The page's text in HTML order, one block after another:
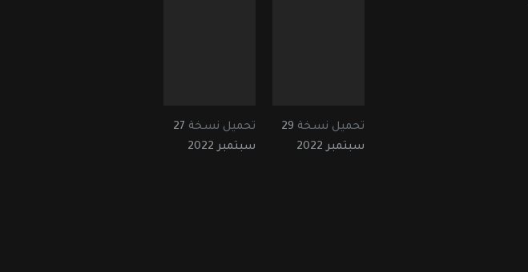
تحميل نسخة 29
سبتمبر 2022
تحميل نسخة 27
سبتمبر 2022